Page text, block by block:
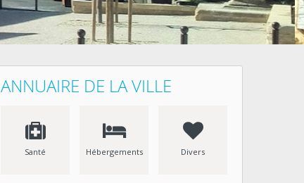
ANNUAIRE DE LA VILLE
Santé Hébergements Divers